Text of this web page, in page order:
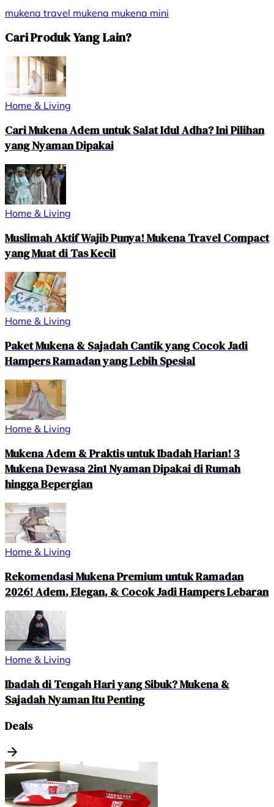
mukena travel mukena mukena mini
Cari Produk Yang Lain?
Home & Living
Cari Mukena Adem untuk Salat Idul Adha? Ini Pilihan
yang Nyaman Dipakai
Home & Living
Muslimah Aktif Wajib Punya! Mukena Travel Compact
yang Muat di Tas Kecil
Home & Living
Paket Mukena & Sajadah Cantik yang Cocok Jadi
Hampers Ramadan yang Lebih Spesial
Home & Living
Mukena Adem & Praktis untuk Ibadah Harian! 3
Mukena Dewasa 2in1 Nyaman Dipakai di Rumah
hingga Bepergian
Home & Living
Rekomendasi Mukena Premium untuk Ramadan
2026! Adem, Elegan, & Cocok Jadi Hampers Lebaran
Home & Living
Ibadah di Tengah Hari yang Sibuk? Mukena &
Sajadah Nyaman Itu Penting
Deals